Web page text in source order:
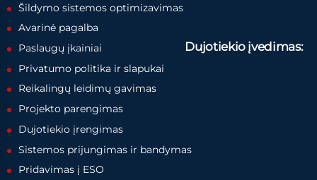
Šildymo sistemos optimizavimas
Avarinė pagalba
Paslaugų įkainiai
Privatumo politika ir slapukai
Dujotiekio įvedimas:
Reikalingų leidimų gavimas
Projekto parengimas
Dujotiekio įrengimas
Sistemos prijungimas ir bandymas
Pridavimas į ESO